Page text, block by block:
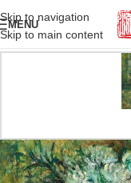
Skip to navigation
Skip to main content
MENU